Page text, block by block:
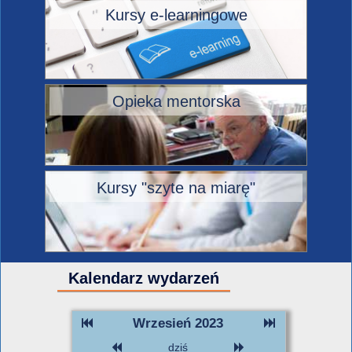
Kursy e-learningowe
Opieka mentorska
Kursy "szyte na miarę"
Kalendarz wydarzeń
Wrzesień 2023
dziś